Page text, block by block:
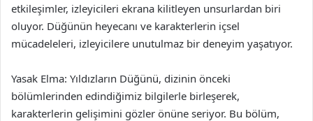
etkileşimler, izleyicileri ekrana kilitleyen unsurlardan biri
oluyor. Düğünün heyecanı ve karakterlerin içsel
mücadeleleri, izleyicilere unutulmaz bir deneyim yaşatıyor.
Yasak Elma: Yıldızların Düğünü, dizinin önceki
bölümlerinden edindiğimiz bilgilerle birleşerek,
karakterlerin gelişimini gözler önüne seriyor. Bu bölüm,